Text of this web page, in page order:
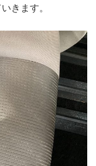
きます。